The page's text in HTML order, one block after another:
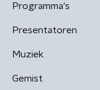
Programma's
Presentatoren
Muziek
Gemist